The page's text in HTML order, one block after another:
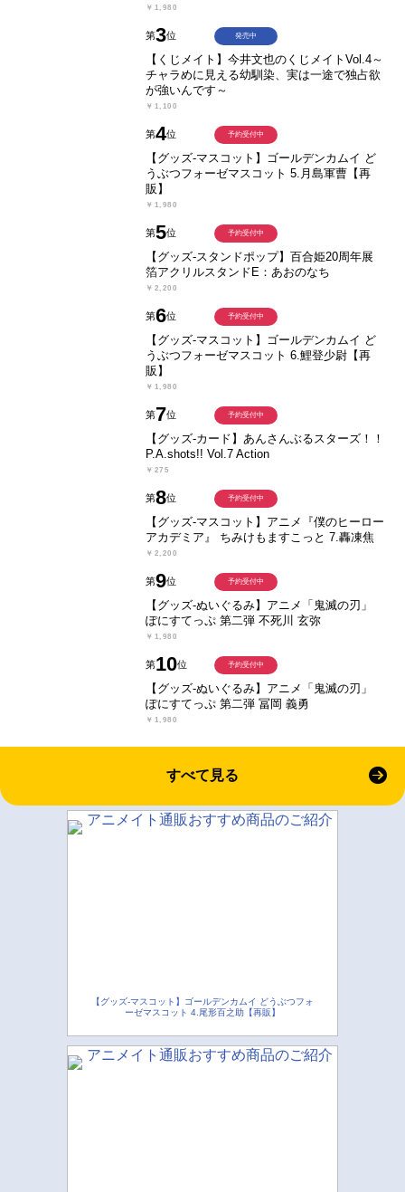
￥1,980
第3位
【くじメイト】今井文也のくじメイトVol.4～
チャラめに見える幼馴染、実は一途で独占欲
が強いんです～
￥1,100
発売中
第4位
【グッズ-マスコット】ゴールデンカムイ ど
うぶつフォーゼマスコット 5.月島軍曹【再
販】
￥1,980
予約受付中
第5位
【グッズ-スタンドポップ】百合姫20周年展
箔アクリルスタンドE：あおのなち
￥2,200
予約受付中
第6位
【グッズ-マスコット】ゴールデンカムイ ど
うぶつフォーゼマスコット 6.鯉登少尉【再
販】
￥1,980
予約受付中
第7位
【グッズ-カード】あんさんぶるスターズ！！
P.A.shots!! Vol.7 Action
￥275
予約受付中
第8位
【グッズ-マスコット】アニメ『僕のヒーロー
アカデミア』 ちみけもますこっと 7.轟凍焦
￥2,200
予約受付中
第9位
【グッズ-ぬいぐるみ】アニメ「鬼滅の刃」
ぽにすてっぷ 第二弾 不死川 玄弥
￥1,980
予約受付中
第10位
【グッズ-ぬいぐるみ】アニメ「鬼滅の刃」
ぽにすてっぷ 第二弾 冨岡 義勇
￥1,980
予約受付中
すべて見る
【グッズ-マスコット】ゴールデンカムイ どうぶつフォ
ーゼマスコット 4.尾形百之助【再販】